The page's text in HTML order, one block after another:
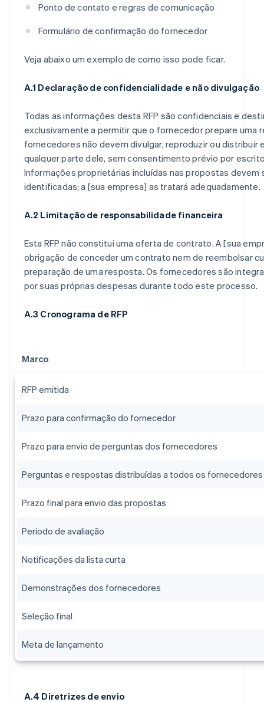
Ponto de contato e regras de comunicação
Formulário de confirmação do fornecedor
Veja abaixo um exemplo de como isso pode ficar.
A.1 Declaração de confidencialidade e não divulgação
Todas as informações desta RFP são confidenciais e
exclusivamente a permitir que o fornecedor prepare uma
fornecedores não devem divulgar, reproduzir ou distribuir
qualquer parte dele, sem consentimento prévio por
Informações proprietárias incluídas nas propostas devem
identificadas; a [sua empresa] as tratará adequadamente.
A.2 Limitação de responsabilidade financeira
Esta RFP não constitui uma oferta de contrato. A [sua
obrigação de conceder um contrato nem de reembolsar
preparação de uma resposta. Os fornecedores são
por suas próprias despesas durante todo este processo.
A.3 Cronograma de RFP
Marco
RFP emitida
Prazo para confirmação do fornecedor
Prazo para envio de perguntas dos fornecedores
Perguntas e respostas distribuídas a todos os fornecedores
Prazo final para envio das propostas
Período de avaliação
Notificações da lista curta
Demonstrações dos fornecedores
Seleção final
Meta de lançamento
A.4 Diretrizes de envio